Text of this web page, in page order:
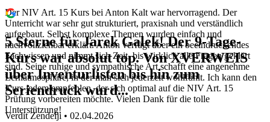
Der NIV Art. 15 Kurs bei Anton Kalt war hervorragend. Der
Unterricht war sehr gut strukturiert, praxisnah und verständlich
aufgebaut. Selbst komplexe Themen wurden einfach und
nachvollziehbar erklärt. Anton verfügt über ein beeindruckendes
Fachwissen und nimmt sich Zeit, bis wirklich alle Fragen geklärt
sind. Seine ruhige und sympathische Art schafft eine angenehme
Lernatmosphäre, in der man sich jederzeit wohlfühlt. Ich kann den
Kurs jedem empfehlen, der sich optimal auf die NIV Art. 15
Prüfung vorbereiten möchte. Vielen Dank für die tolle
Unterstützung!
5 Sterne für Jarek Galek! Der 9-Tage-
Kurs war absolut top. Von XVERWEIS
über Inventurlisten bis hin zum
Seriendruck wurd...
Verdit Zendelji • 02.04.2026